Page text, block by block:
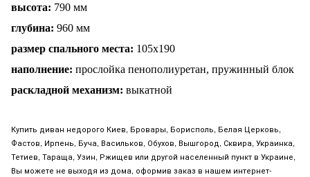
высота: 790 мм
глубина: 960 мм
размер спального места: 105х190
наполнение: прослойка пенополиуретан, пружинный блок
раскладной механизм: выкатной
Купить диван недорого Киев, Бровары, Борисполь, Белая Церковь,
Фастов, Ирпень, Буча, Васильков, Обухов, Вышгород, Сквира, Украинка,
Тетиев, Тараща, Узин, Ржищев или другой населенный пункт в Украине,
Вы можете не выходя из дома, оформив заказ в нашем интернет-